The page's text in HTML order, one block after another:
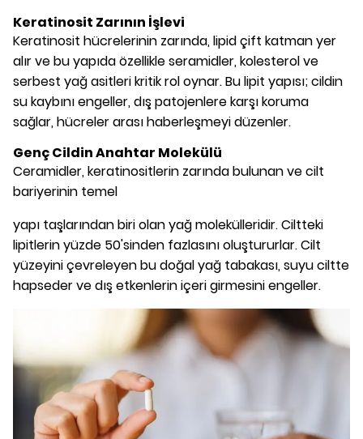
Keratinosit Zarının İşlevi
Keratinosit hücrelerinin zarında, lipid çift katman yer
alır ve bu yapıda özellikle seramidler, kolesterol ve
serbest yağ asitleri kritik rol oynar. Bu lipit yapısı; cildin
su kaybını engeller, dış patojenlere karşı koruma
sağlar, hücreler arası haberleşmeyi düzenler.
Genç Cildin Anahtar Molekülü
Ceramidler, keratinositlerin zarında bulunan ve cilt
bariyerinin temel
yapı taşlarından biri olan yağ molekülleridir. Ciltteki
lipitlerin yüzde 50'sinden fazlasını oluştururlar. Cilt
yüzeyini çevreleyen bu doğal yağ tabakası, suyu ciltte
hapseder ve dış etkenlerin içeri girmesini engeller.